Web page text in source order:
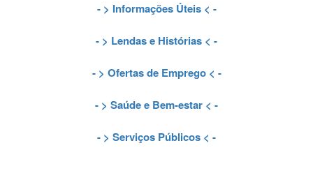
- > Informações Úteis< -
- > Lendas e Histórias < -
- > Ofertas de Emprego< -
- > Saúde e Bem-estar < -
- > Serviços Públicos < -